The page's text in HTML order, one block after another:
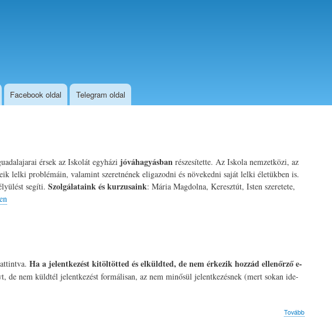
Facebook oldal Telegram oldal
érsek az Iskolát egyházi jóváhagyásban részesítette. Az Iskola nemzetközi, az
lelki problémáin, valamint szeretnének eligazodni és növekedni saját lelki életükben is.
segíti. Szolgálataink és kurzusaink: Mária Magdolna, Keresztút, Isten szeretete,
Ha a jelentkezést kitöltötted és elküldted, de nem érkezik hozzád ellenőrző e-
nem küldtél jelentkezést formálisan, az nem minősül jelentkezésnek (mert sokan ide-
Tovább(Kurzusok